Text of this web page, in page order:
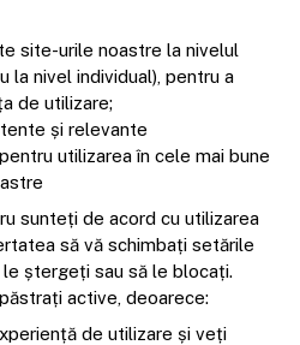
site-urile noastre la nivelul
la nivel individual), pentru a
de utilizare;
și relevante
utilizarea în cele mai bune
sunteți de acord cu utilizarea
să vă schimbați setările
ștergeți sau să le blocați.
active, deoarece:
de utilizare și veți